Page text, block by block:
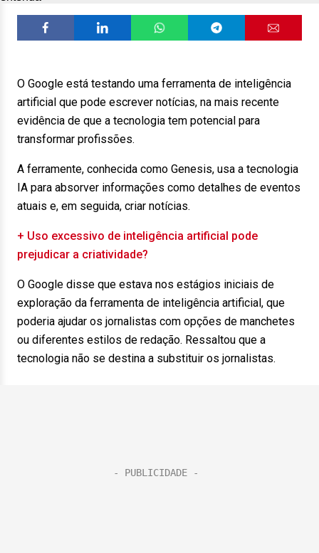
O Google está testando uma ferramenta de inteligência
artificial que pode escrever notícias, na mais recente
evidência de que a tecnologia tem potencial para
transformar profissões.
A ferramente, conhecida como Genesis, usa a tecnologia
IA para absorver informações como detalhes de eventos
atuais e, em seguida, criar notícias.
+ Uso excessivo de inteligência artificial pode
prejudicar a criatividade?
O Google disse que estava nos estágios iniciais de
exploração da ferramenta de inteligência artificial, que
poderia ajudar os jornalistas com opções de manchetes
ou diferentes estilos de redação. Ressaltou que a
tecnologia não se destina a substituir os jornalistas.